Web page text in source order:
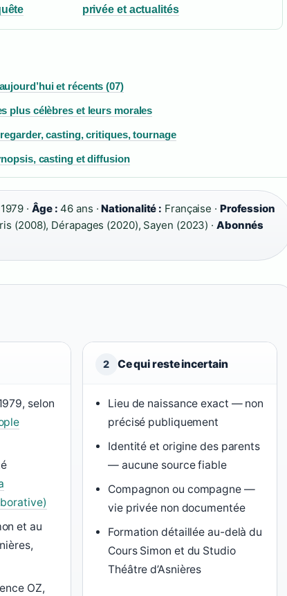
privée et actualités
et récents (07)
plus célèbres et leurs morales
casting, critiques, tournage
casting et diffusion
· Âge : 46 ans ·Nationalité : Française · Profession
(2008), Dérapages (2020), Sayen (2023) · Abonnés
selon
et au
OZ,
2 Ce qui reste incertain
Lieu de naissance exact — non
précisé publiquement
Identité et origine des parents
— aucune source fiable
Compagnon ou compagne —
vie privée non documentée
Formation détaillée au-delà du
Cours Simon et du Studio
Théâtre d’Asnières